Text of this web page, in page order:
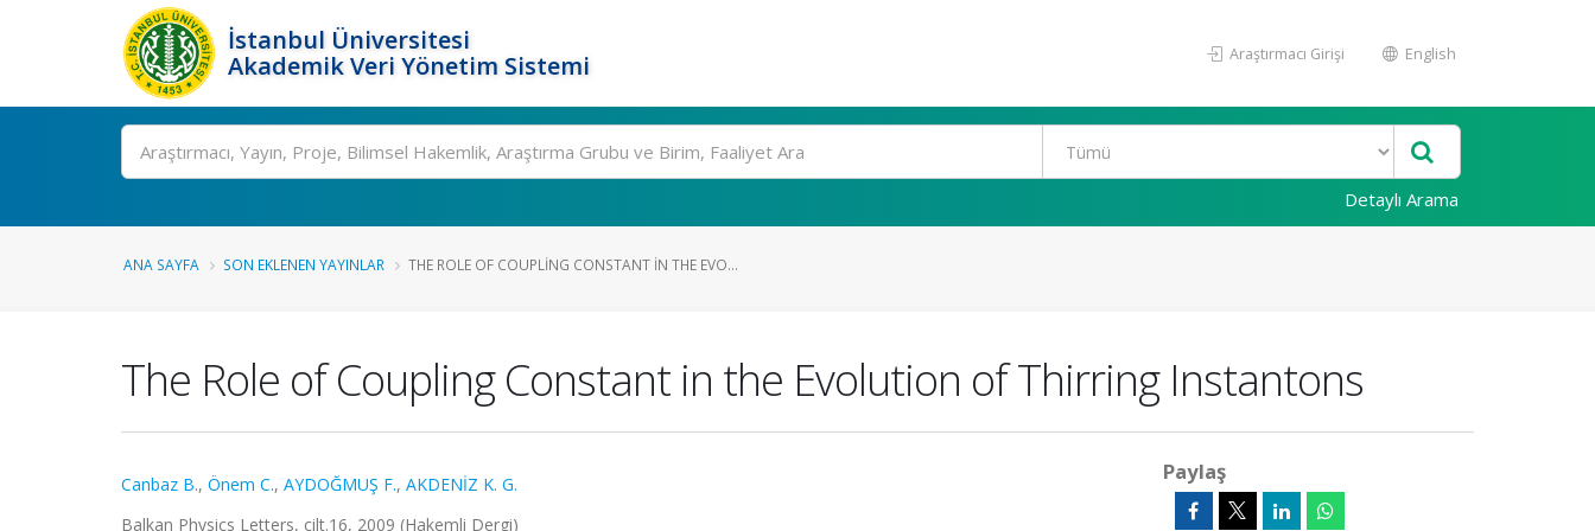
İstanbul Üniversitesi
Akademik Veri Yönetim Sistemi
Araştırmacı Girişi English
Ara
Detaylı Arama
ANA SAYFA SON EKLENEN YAYINLAR THE ROLE OF COUPLING CONSTANT IN THE EVO...
The Role of Coupling Constant in the Evolution of Thirring Instantons
Canbaz B., Önem C., AYDOĞMUŞ F., AKDENİZ K. G.
Balkan Physics Letters, cilt.16, 2009 (Hakemli Dergi)
Paylaş